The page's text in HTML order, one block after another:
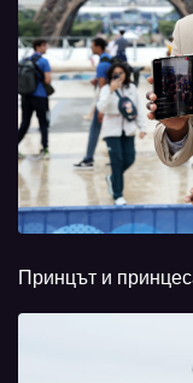
Принцът и